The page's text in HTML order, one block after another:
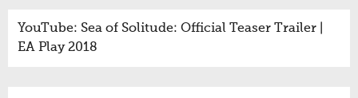
YouTube: Sea of Solitude: Official Teaser Trailer |
EA Play 2018